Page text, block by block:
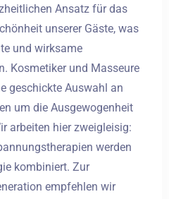
Ansatz für das
unserer Gäste, was
und wirksame
Kosmetiker und Masseure
geschickte Auswahl an
um die Ausgewogenheit
arbeiten hier zweigleisig:
werden
kombiniert. Zur
empfehlen wir